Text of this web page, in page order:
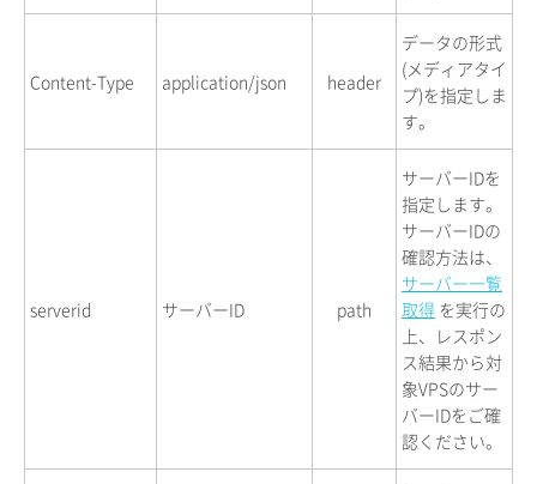
Content-Type application/json header
データの形式
(メディアタイ
プ)を指定しま
す。
serverid サーバーID path
サーバーIDを
指定します。
サーバーIDの
確認方法は、
サーバー一覧
取得 を実行の
上、レスポン
ス結果から対
象VPSのサー
バーIDをご確
認ください。